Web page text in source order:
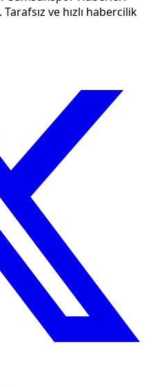
ve hızlı habercilik